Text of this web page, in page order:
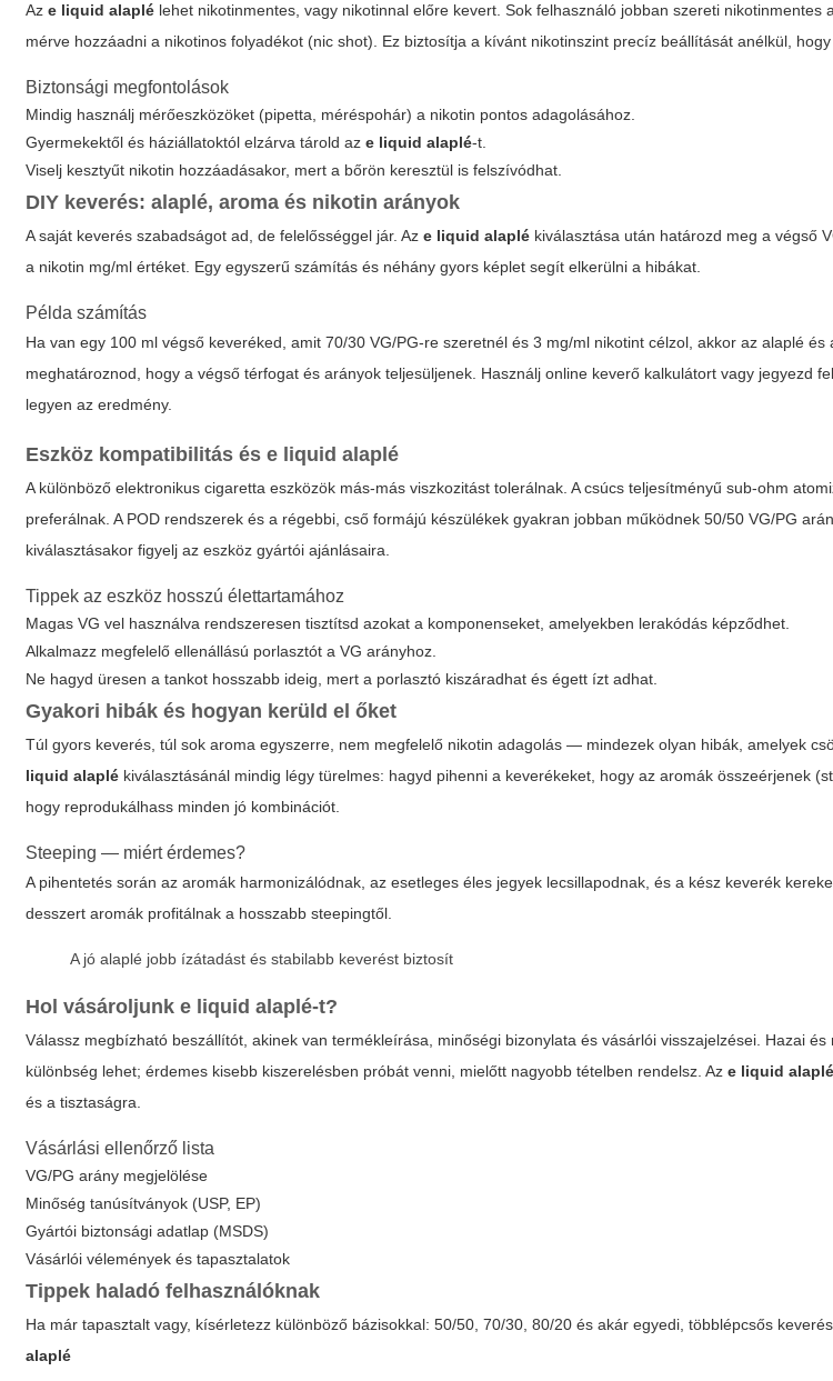
Aze liquid alaplé lehet nikotinmentes, vagy nikotinnal előre kevert. Sok felhasználó jobban szereti nikotinmentes
mérve hozzáadni a nikotinos folyadékot (nic shot). Ez biztosítja a kívánt nikotinszint precíz beállítását anélkül,
Biztonsági megfontolások
Mindig használj mérőeszközöket (pipetta, méréspohár) a nikotin pontos adagolásához.
Gyermekektől és háziállatoktól elzárva tárold aze liquid alaplé-t.
Viselj kesztyűt nikotin hozzáadásakor, mert a bőrön keresztül is felszívódhat.
DIY keverés: alaplé, aroma és nikotin arányok
A saját keverés szabadságot ad, de felelősséggel jár. Aze liquid alaplé kiválasztása után határozd meg a végső
a nikotin mg/ml értéket. Egy egyszerű számítás és néhány gyors képlet segít elkerülni a hibákat.
Példa számítás
Ha van egy 100 ml végső keveréked, amit 70/30 VG/PG-re szeretnél és 3 mg/ml nikotint célzol, akkor az alaplé és
meghatároznod, hogy a végső térfogat és arányok teljesüljenek. Használj online keverő kalkulátort vagy jegyezd
legyen az eredmény.
Eszköz kompatibilitás ése liquid alaplé
A különböző elektronikus cigaretta eszközök más-más viszkozitást tolerálnak. A csúcs teljesítményű sub-ohm
preferálnak. A POD rendszerek és a régebbi, cső formájú készülékek gyakran jobban működnek 50/50 VG/PG
kiválasztásakor figyelj az eszköz gyártói ajánlásaira.
Tippek az eszköz hosszú élettartamához
Magas VG vel használva rendszeresen tisztítsd azokat a komponenseket, amelyekben lerakódás képződhet.
Alkalmazz megfelelő ellenállású porlasztót a VG arányhoz.
Ne hagyd üresen a tankot hosszabb ideig, mert a porlasztó kiszáradhat és égett ízt adhat.
Gyakori hibák és hogyan kerüld el őket
Túl gyors keverés, túl sok aroma egyszerre, nem megfelelő nikotin adagolás — mindezek olyan hibák, amelyek
liquid alaplé kiválasztásánál mindig légy türelmes: hagyd pihenni a keverékeket, hogy az aromák összeérjenek
hogy reprodukálhass minden jó kombinációt.
Steeping — miért érdemes?
A pihentetés során az aromák harmonizálódnak, az esetleges éles jegyek lecsillapodnak, és a kész keverék
desszert aromák profitálnak a hosszabb steepingtől.
A jó alaplé jobb ízátadást és stabilabb keverést biztosít
Hol vásároljunke liquid alaplé-t?
Válassz megbízható beszállítót, akinek van termékleírása, minőségi bizonylata és vásárlói visszajelzései. Hazai
különbség lehet; érdemes kisebb kiszerelésben próbát venni, mielőtt nagyobb tételben rendelsz. Aze liquid alaplé
és a tisztaságra.
Vásárlási ellenőrző lista
VG/PG arány megjelölése
Minőség tanúsítványok (USP, EP)
Gyártói biztonsági adatlap (MSDS)
Vásárlói vélemények és tapasztalatok
Tippek haladó felhasználóknak
Ha már tapasztalt vagy, kísérletezz különböző bázisokkal: 50/50, 70/30, 80/20 és akár egyedi, többlépcsős
alaplé